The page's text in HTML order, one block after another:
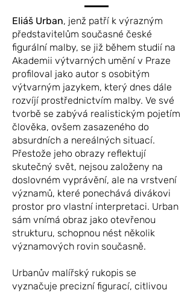
Eliáš Urban, jenž patří k výrazným
představitelům současné české
figurální malby, se již během studií na
Akademii výtvarných umění v Praze
profiloval jako autor s osobitým
výtvarným jazykem, který dnes dále
rozvíjí prostřednictvím malby. Ve své
tvorbě se zabývá realistickým pojetím
člověka, ovšem zasazeného do
absurdních a nereálných situací.
Přestože jeho obrazy reflektují
skutečný svět, nejsou založeny na
doslovném vyprávění, ale na vrstvení
významů, které ponechává divákovi
prostor pro vlastní interpretaci. Urban
sám vnímá obraz jako otevřenou
strukturu, schopnou nést několik
významových rovin současně.
Urbanův malířský rukopis se
vyznačuje precizní figurací, citlivou